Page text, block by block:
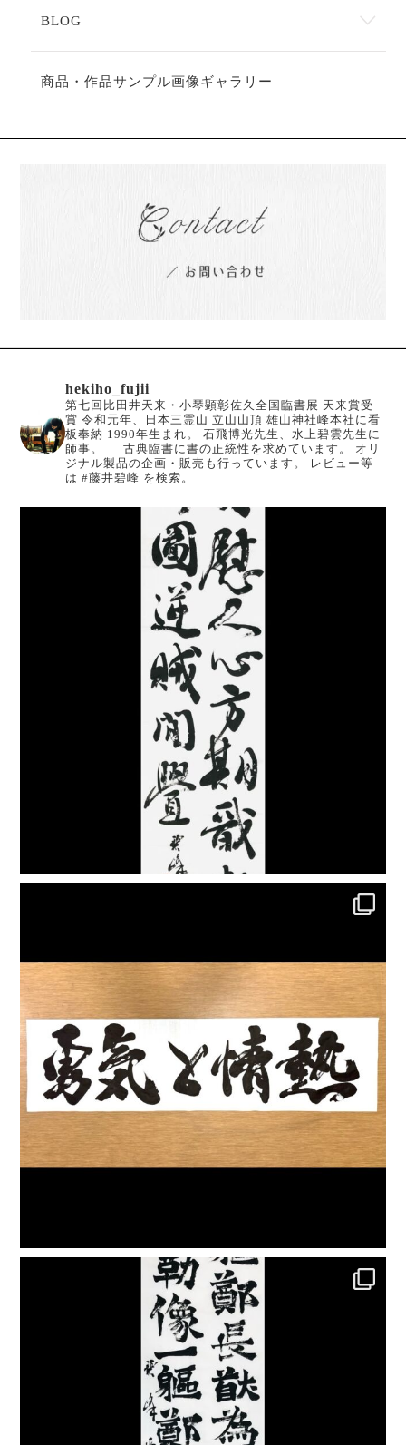
BLOG
商品・作品サンプル画像ギャラリー
hekiho_fujii
第七回比田井天来・小琴顕彰佐久全国臨書展 天来賞受
賞 令和元年、日本三霊山 立山山頂 雄山神社峰本社に看
板奉納 1990年生まれ。
石飛博光先生、水上碧雲先生に
師事。
古典臨書に書の正統性を求めています。
オリ
ジナル製品の企画・販売も行っています。
レビュー等
は #藤井碧峰 を検索。